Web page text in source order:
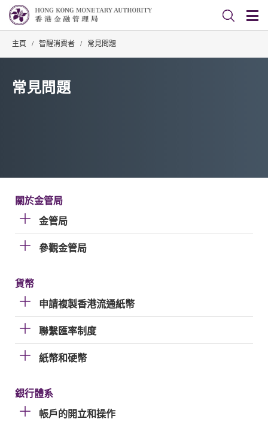
主頁 / 智醒消費者 / 常見問題
常見問題
關於金管局
金管局
參觀金管局
貨幣
申請複製香港流通紙幣
聯繫匯率制度
紙幣和硬幣
銀行體系
帳戶的開立和操作